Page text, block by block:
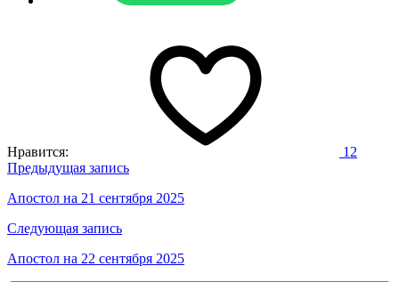
Нравится: 12
Навигация
по
записям
Предыдущая запись
Апостол на 21 сентября 2025
Следующая запись
Апостол на 22 сентября 2025